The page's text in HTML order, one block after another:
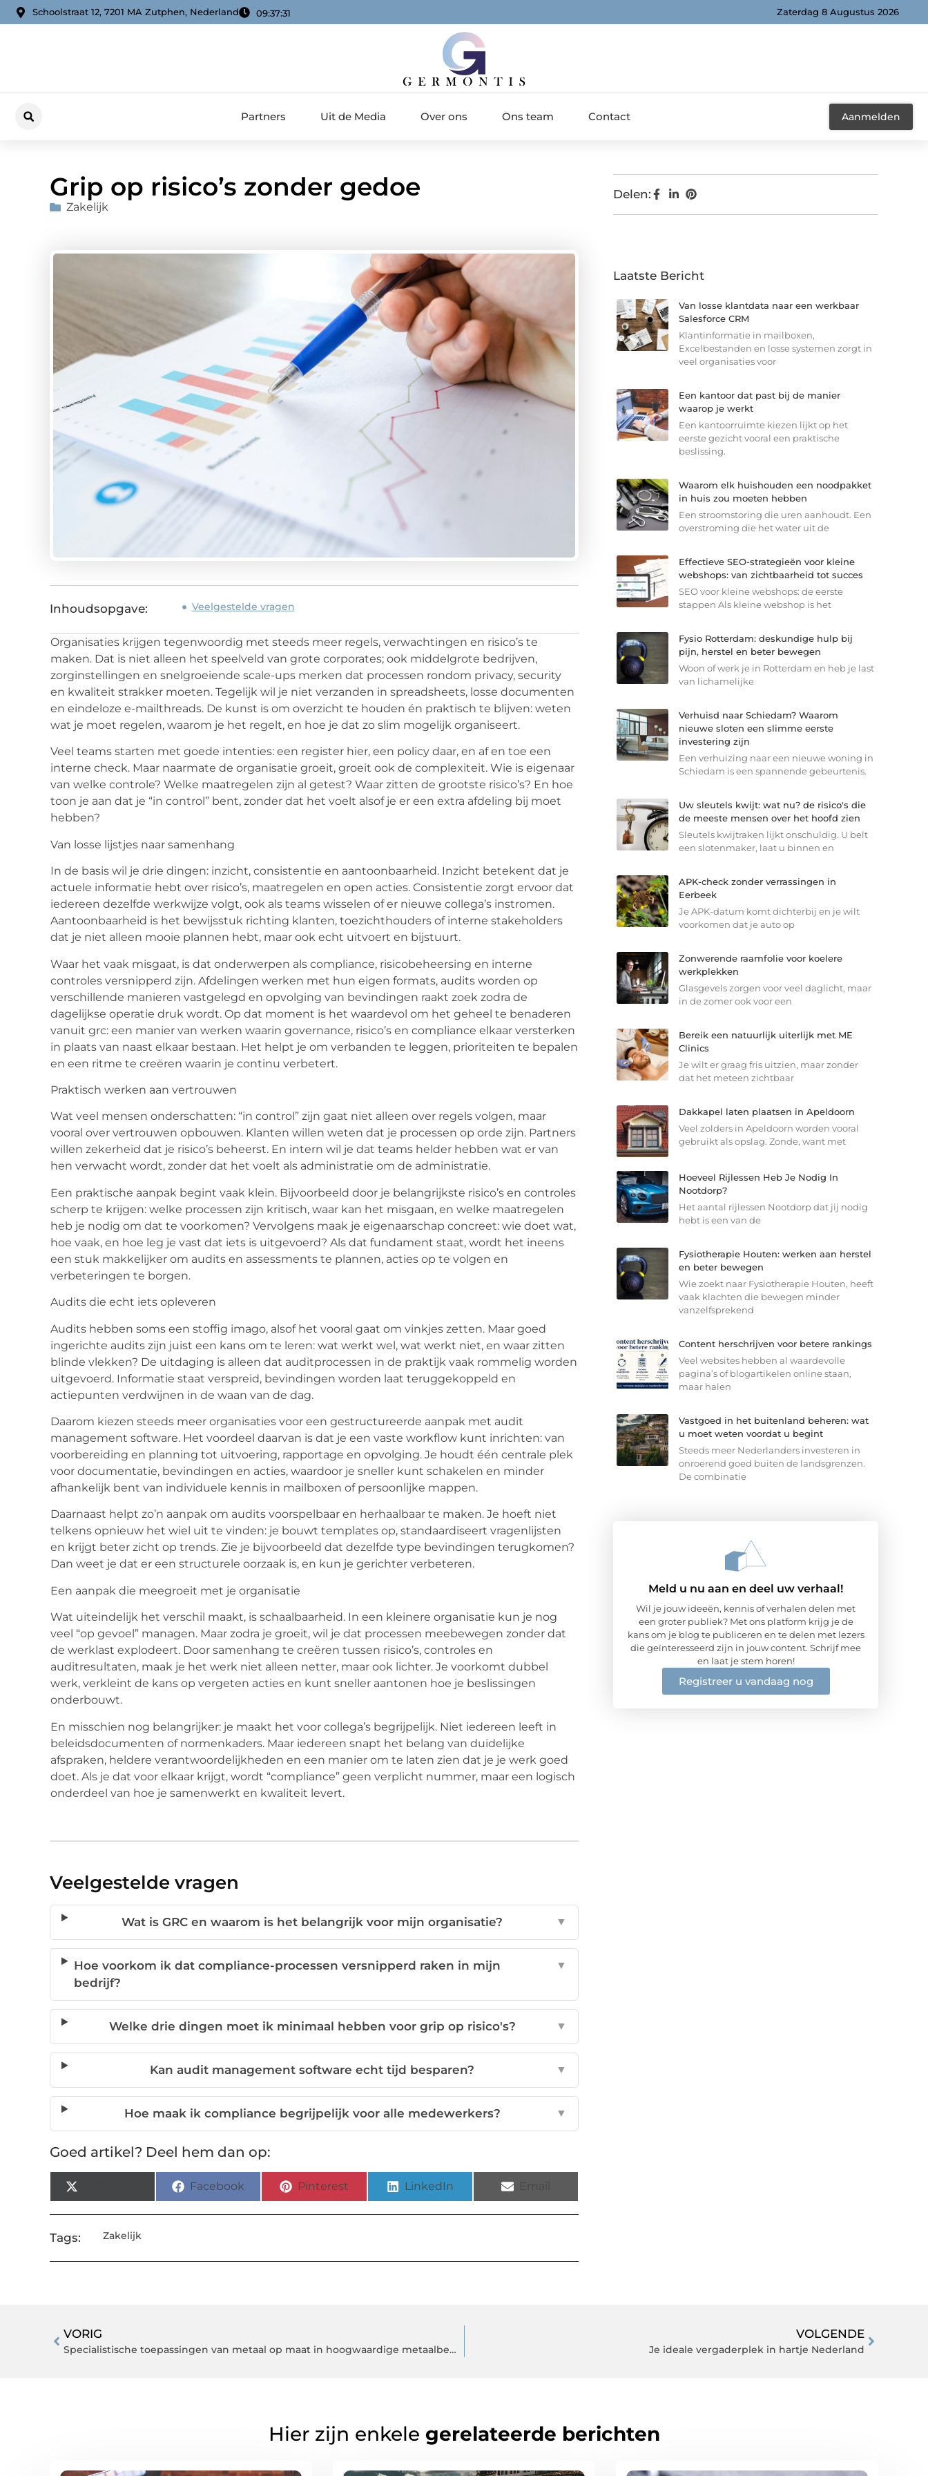
Schoolstraat 12, 7201 MA Zutphen, Nederland 09:37:32 Zaterdag 8 Augustus 2026
Partners Uit de Media Over ons Ons team Contact Aanmelden
Grip op risico’s zonder gedoe
Zakelijk
Inhoudsopgave: Veelgestelde vragen
Organisaties krijgen tegenwoordig met steeds meer regels, verwachtingen en risico’s te
maken. Dat is niet alleen het speelveld van grote corporates; ook middelgrote bedrijven,
zorginstellingen en snelgroeiende scale-ups merken dat processen rondom privacy, security
en kwaliteit strakker moeten. Tegelijk wil je niet verzanden in spreadsheets, losse documenten
en eindeloze e-mailthreads. De kunst is om overzicht te houden én praktisch te blijven: weten
wat je moet regelen, waarom je het regelt, en hoe je dat zo slim mogelijk organiseert.
Veel teams starten met goede intenties: een register hier, een policy daar, en af en toe een
interne check. Maar naarmate de organisatie groeit, groeit ook de complexiteit. Wie is eigenaar
van welke controle? Welke maatregelen zijn al getest? Waar zitten de grootste risico’s? En hoe
toon je aan dat je “in control” bent, zonder dat het voelt alsof je er een extra afdeling bij moet
hebben?
Van losse lijstjes naar samenhang
In de basis wil je drie dingen: inzicht, consistentie en aantoonbaarheid. Inzicht betekent dat je
actuele informatie hebt over risico’s, maatregelen en open acties. Consistentie zorgt ervoor dat
iedereen dezelfde werkwijze volgt, ook als teams wisselen of er nieuwe collega’s instromen.
Aantoonbaarheid is het bewijsstuk richting klanten, toezichthouders of interne stakeholders
dat je niet alleen mooie plannen hebt, maar ook echt uitvoert en bijstuurt.
Waar het vaak misgaat, is dat onderwerpen als compliance, risicobeheersing en interne
controles versnipperd zijn. Afdelingen werken met hun eigen formats, audits worden op
verschillende manieren vastgelegd en opvolging van bevindingen raakt zoek zodra de
dagelijkse operatie druk wordt. Op dat moment is het waardevol om het geheel te benaderen
vanuit grc: een manier van werken waarin governance, risico’s en compliance elkaar versterken
in plaats van naast elkaar bestaan. Het helpt je om verbanden te leggen, prioriteiten te bepalen
en een ritme te creëren waarin je continu verbetert.
Praktisch werken aan vertrouwen
Wat veel mensen onderschatten: “in control” zijn gaat niet alleen over regels volgen, maar
vooral over vertrouwen opbouwen. Klanten willen weten dat je processen op orde zijn. Partners
willen zekerheid dat je risico’s beheerst. En intern wil je dat teams helder hebben wat er van
hen verwacht wordt, zonder dat het voelt als administratie om de administratie.
Een praktische aanpak begint vaak klein. Bijvoorbeeld door je belangrijkste risico’s en controles
scherp te krijgen: welke processen zijn kritisch, waar kan het misgaan, en welke maatregelen
heb je nodig om dat te voorkomen? Vervolgens maak je eigenaarschap concreet: wie doet wat,
hoe vaak, en hoe leg je vast dat iets is uitgevoerd? Als dat fundament staat, wordt het ineens
een stuk makkelijker om audits en assessments te plannen, acties op te volgen en
verbeteringen te borgen.
Audits die echt iets opleveren
Audits hebben soms een stoffig imago, alsof het vooral gaat om vinkjes zetten. Maar goed
ingerichte audits zijn juist een kans om te leren: wat werkt wel, wat werkt niet, en waar zitten
blinde vlekken? De uitdaging is alleen dat auditprocessen in de praktijk vaak rommelig worden
uitgevoerd. Informatie staat verspreid, bevindingen worden laat teruggekoppeld en
actiepunten verdwijnen in de waan van de dag.
Daarom kiezen steeds meer organisaties voor een gestructureerde aanpak met audit
management software. Het voordeel daarvan is dat je een vaste workflow kunt inrichten: van
voorbereiding en planning tot uitvoering, rapportage en opvolging. Je houdt één centrale plek
voor documentatie, bevindingen en acties, waardoor je sneller kunt schakelen en minder
afhankelijk bent van individuele kennis in mailboxen of persoonlijke mappen.
Daarnaast helpt zo’n aanpak om audits voorspelbaar en herhaalbaar te maken. Je hoeft niet
telkens opnieuw het wiel uit te vinden: je bouwt templates op, standaardiseert vragenlijsten
en krijgt beter zicht op trends. Zie je bijvoorbeeld dat dezelfde type bevindingen terugkomen?
Dan weet je dat er een structurele oorzaak is, en kun je gerichter verbeteren.
Een aanpak die meegroeit met je organisatie
Wat uiteindelijk het verschil maakt, is schaalbaarheid. In een kleinere organisatie kun je nog
veel “op gevoel” managen. Maar zodra je groeit, wil je dat processen meebewegen zonder dat
de werklast explodeert. Door samenhang te creëren tussen risico’s, controles en
auditresultaten, maak je het werk niet alleen netter, maar ook lichter. Je voorkomt dubbel
werk, verkleint de kans op vergeten acties en kunt sneller aantonen hoe je beslissingen
onderbouwt.
En misschien nog belangrijker: je maakt het voor collega’s begrijpelijk. Niet iedereen leeft in
beleidsdocumenten of normenkaders. Maar iedereen snapt het belang van duidelijke
afspraken, heldere verantwoordelijkheden en een manier om te laten zien dat je je werk goed
doet. Als je dat voor elkaar krijgt, wordt “compliance” geen verplicht nummer, maar een logisch
onderdeel van hoe je samenwerkt en kwaliteit levert.
Veelgestelde vragen
Wat is GRC en waarom is het belangrijk voor mijn organisatie? ▼
Hoe voorkom ik dat compliance-processen versnipperd raken in mijn
bedrijf?
▼
Welke drie dingen moet ik minimaal hebben voor grip op risico's? ▼
Kan audit management software echt tijd besparen? ▼
Hoe maak ik compliance begrijpelijk voor alle medewerkers? ▼
Goed artikel? Deel hem dan op:
Facebook Pinterest LinkedIn
Tags: Zakelijk
Delen:
Laatste Bericht
Van losse klantdata naar een werkbaar
Salesforce CRM
Klantinformatie in mailboxen,
Excelbestanden en losse systemen zorgt in
veel organisaties voor
Een kantoor dat past bij de manier
waarop je werkt
Een kantoorruimte kiezen lijkt op het
eerste gezicht vooral een praktische
beslissing.
Waarom elk huishouden een noodpakket
in huis zou moeten hebben
Een stroomstoring die uren aanhoudt. Een
overstroming die het water uit de
Effectieve SEO-strategieën voor kleine
webshops: van zichtbaarheid tot succes
SEO voor kleine webshops: de eerste
stappen Als kleine webshop is het
Fysio Rotterdam: deskundige hulp bij
pijn, herstel en beter bewegen
Woon of werk je in Rotterdam en heb je last
van lichamelijke
Verhuisd naar Schiedam? Waarom
nieuwe sloten een slimme eerste
investering zijn
Een verhuizing naar een nieuwe woning in
Schiedam is een spannende gebeurtenis.
Uw sleutels kwijt: wat nu? de risico's die
de meeste mensen over het hoofd zien
Sleutels kwijtraken lijkt onschuldig. U belt
een slotenmaker, laat u binnen en
APK-check zonder verrassingen in
Eerbeek
Je APK-datum komt dichterbij en je wilt
voorkomen dat je auto op
Zonwerende raamfolie voor koelere
werkplekken
Glasgevels zorgen voor veel daglicht, maar
in de zomer ook voor een
Bereik een natuurlijk uiterlijk met ME
Clinics
Je wilt er graag fris uitzien, maar zonder
dat het meteen zichtbaar
Dakkapel laten plaatsen in Apeldoorn
Veel zolders in Apeldoorn worden vooral
gebruikt als opslag. Zonde, want met
Hoeveel Rijlessen Heb Je Nodig In
Nootdorp?
Het aantal rijlessen Nootdorp dat jij nodig
hebt is een van de
Fysiotherapie Houten: werken aan herstel
en beter bewegen
Wie zoekt naar Fysiotherapie Houten, heeft
vaak klachten die bewegen minder
vanzelfsprekend
Content herschrijven voor betere rankings
Veel websites hebben al waardevolle
pagina’s of blogartikelen online staan,
maar halen
Vastgoed in het buitenland beheren: wat
u moet weten voordat u begint
Steeds meer Nederlanders investeren in
onroerend goed buiten de landsgrenzen.
De combinatie
Meld u nu aan en deel uw verhaal!
Wil je jouw ideeën, kennis of verhalen delen met
een groter publiek? Met ons platform krijg je de
kans om je blog te publiceren en te delen met lezers
die geïnteresseerd zijn in jouw content. Schrijf mee
en laat je stem horen!
Registreer u vandaag nog
VORIG
Specialistische toepassingen van metaal op maat in hoogwaardige metaalbewerking
VOLGENDE
Je ideale vergaderplek in hartje Nederland
Hier zijn enkele gerelateerde berichten